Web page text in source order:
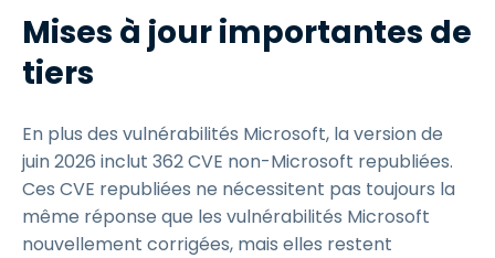
Mises à jour importantes de
tiers
En plus des vulnérabilités Microsoft, la version de
juin 2026 inclut 362 CVE non-Microsoft republiées.
Ces CVE republiées ne nécessitent pas toujours la
même réponse que les vulnérabilités Microsoft
nouvellement corrigées, mais elles restent